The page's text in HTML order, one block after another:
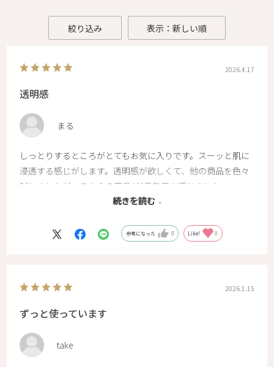
絞り込み 表示：新しい順
2026.4.17
透明感
まる
しっとりするところがとてもお気に入りです。スーッと肌に
浸透する感じがします。透明感が欲しくて、他の商品を色々
試しましたが、こちらの商品が1番効果を感じました。
1日付けただけで透明感がでます
続きを読む
参考になった 0 Like! 0
2026.1.15
ずっと使っています
take